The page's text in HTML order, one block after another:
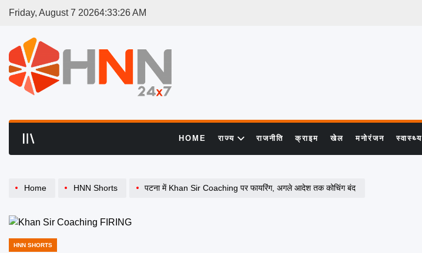
Friday, August 7 20264:33:27AM
HOME राज्य राजनीति क्राइम खेल मनोरंजन स्वास्थ्य
Home HNN Shorts पटना में Khan Sir Coaching पर फायरिंग, अगले आदेश तक कोचिंग बंद
POSTED
HNN SHORTS